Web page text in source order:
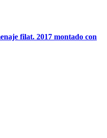
filat. 2017 montado con